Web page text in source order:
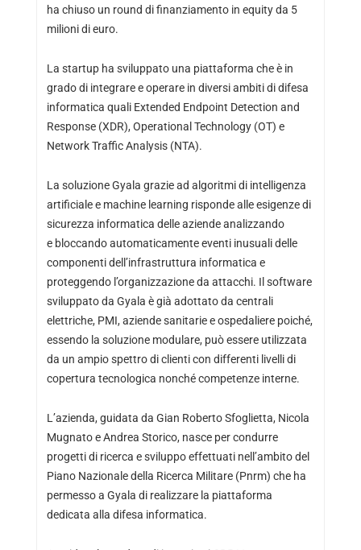
ha chiuso un round di finanziamento in equity da 5
milioni di euro.
La startup ha sviluppato una piattaforma che è in
grado di integrare e operare in diversi ambiti di difesa
informatica quali Extended Endpoint Detection and
Response (XDR), Operational Technology (OT) e
Network Traffic Analysis (NTA).
La soluzione Gyala grazie ad algoritmi di intelligenza
artificiale e machine learning risponde alle esigenze di
sicurezza informatica delle aziende analizzando
e bloccando automaticamente eventi inusuali delle
componenti dell’infrastruttura informatica e
proteggendo l’organizzazione da attacchi. Il software
sviluppato da Gyala è già adottato da centrali
elettriche, PMI, aziende sanitarie e ospedaliere poiché,
essendo la soluzione modulare, può essere utilizzata
da un ampio spettro di clienti con differenti livelli di
copertura tecnologica nonché competenze interne.
L’azienda, guidata da Gian Roberto Sfoglietta, Nicola
Mugnato e Andrea Storico, nasce per condurre
progetti di ricerca e sviluppo effettuati nell’ambito del
Piano Nazionale della Ricerca Militare (Pnrm) che ha
permesso a Gyala di realizzare la piattaforma
dedicata alla difesa informatica.